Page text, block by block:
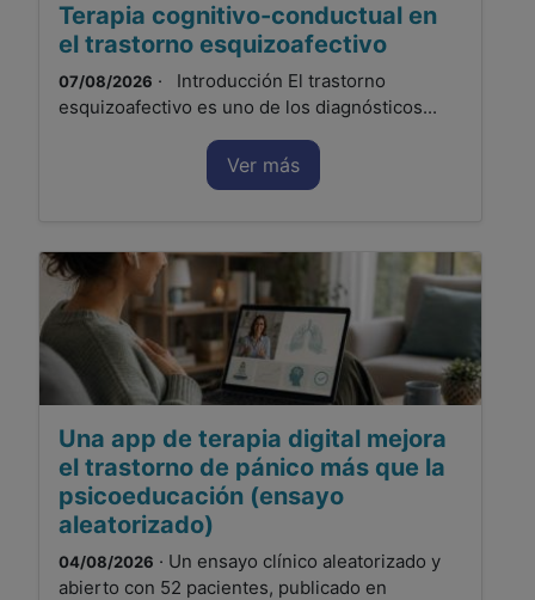
Terapia cognitivo-conductual en
el trastorno esquizoafectivo
07/08/2026 · Introducción El trastorno
esquizoafectivo es uno de los diagnósticos...
Ver más
Una app de terapia digital mejora
el trastorno de pánico más que la
psicoeducación (ensayo
aleatorizado)
04/08/2026 · Un ensayo clínico aleatorizado y
abierto con 52 pacientes, publicado en